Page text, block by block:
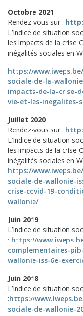
Octobre 2021
Rendez-vous sur :
L’Indice de situation
les impacts de la crise
inégalités sociales en
https://
sociale-de-la-
impacts-de-la-crise-
vie-et-les-inegalites-
Juillet 2020
Rendez-vous sur :
L’Indice de situation
les impacts de la crise
inégalités sociales en
https://
sociale-de-wallonie-
crise-covid-19-
wallonie/
Juin 2019
L’Indice de situation
: https://
complementaires-
wallonie-iss-6e-
Juin 2018
L’Indice de situation
:https://
sociale-de-wallonie-